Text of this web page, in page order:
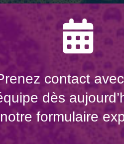
contact
dès
notre formulaire